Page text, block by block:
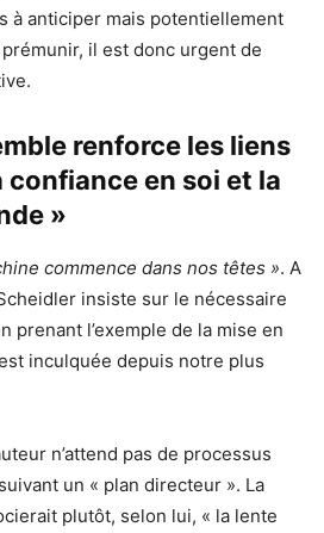
à anticiper mais potentiellement
il est donc urgent de
renforce les liens
confiance en soi et la
»
commence dans nos têtes ». A
insiste sur le nécessaire
prenant l’exemple de la mise en
inculquée depuis notre plus
n’attend pas de processus
un « plan directeur ». La
plutôt, selon lui, « la lente